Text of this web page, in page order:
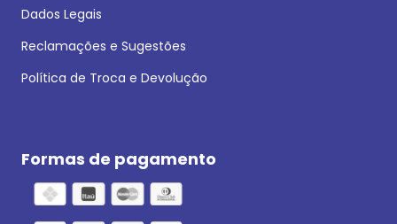
Dados Legais
Reclamações e Sugestões
Política de Troca e Devolução
Formas de pagamento